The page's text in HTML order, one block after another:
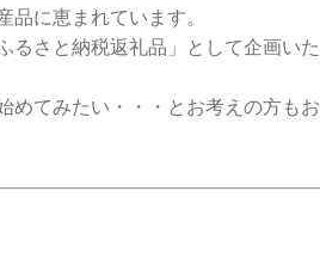
品に恵まれています。
るさと納税返礼品」として企画いた
めてみたい・・・とお考えの方もお